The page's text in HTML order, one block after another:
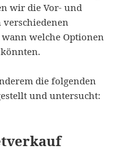
wir die Vor- und
verschiedenen
welche Optionen
die folgenden
und untersucht: